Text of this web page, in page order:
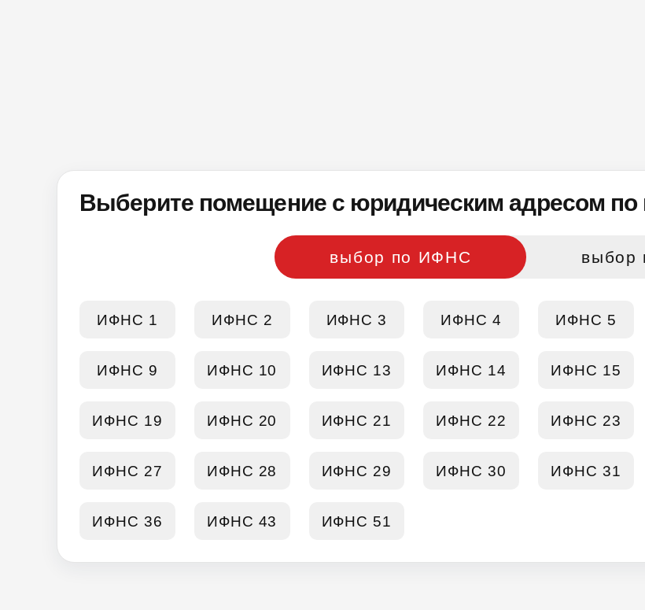
Выберите помещение с юридическим адресом по
выбор по ИФНС выбор
ИФНС 1 ИФНС 2 ИФНС 3 ИФНС 4 ИФНС 5
ИФНС 9 ИФНС 10 ИФНС 13 ИФНС 14 ИФНС 15
ИФНС 19 ИФНС 20 ИФНС 21 ИФНС 22 ИФНС 23
ИФНС 27 ИФНС 28 ИФНС 29 ИФНС 30 ИФНС 31
ИФНС 36 ИФНС 43 ИФНС 51